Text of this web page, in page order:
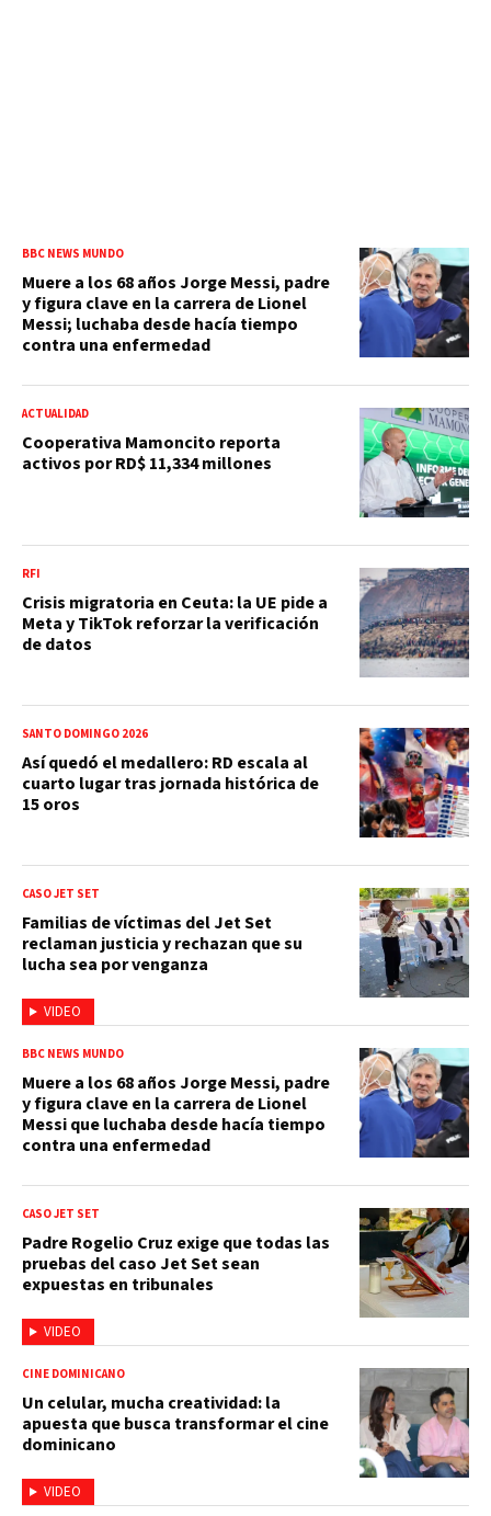
BBC NEWS MUNDO
Muere a los 68 años Jorge Messi, padre
y figura clave en la carrera de Lionel
Messi; luchaba desde hacía tiempo
contra una enfermedad
ACTUALIDAD
Cooperativa Mamoncito reporta
activos por RD$ 11,334 millones
RFI
Crisis migratoria en Ceuta: la UE pide a
Meta y TikTok reforzar la verificación
de datos
SANTO DOMINGO 2026
Así quedó el medallero: RD escala al
cuarto lugar tras jornada histórica de
15 oros
VIDEO
CASO JET SET
Familias de víctimas del Jet Set
reclaman justicia y rechazan que su
lucha sea por venganza
BBC NEWS MUNDO
Muere a los 68 años Jorge Messi, padre
y figura clave en la carrera de Lionel
Messi que luchaba desde hacía tiempo
contra una enfermedad
VIDEO
CASO JET SET
Padre Rogelio Cruz exige que todas las
pruebas del caso Jet Set sean
expuestas en tribunales
VIDEO
CINE DOMINICANO
Un celular, mucha creatividad: la
apuesta que busca transformar el cine
dominicano